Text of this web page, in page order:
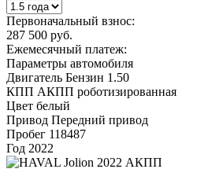
Первоначальный взнос:
287 500 руб.
Ежемесячный платеж:
Параметры автомобиля
Двигатель Бензин 1.50
КПП АКПП роботизированная
Цвет белый
Привод Передний привод
Пробег 118487
Год 2022